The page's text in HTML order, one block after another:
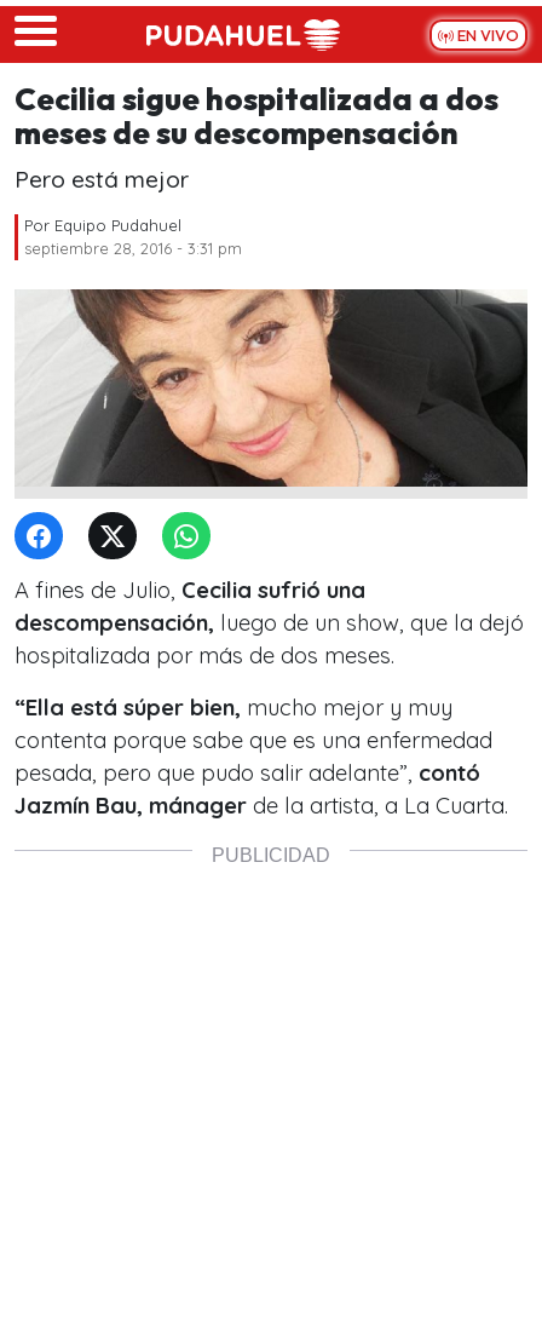
Skip to main content
EN VIVO
Cecilia sigue hospitalizada a dos
meses de su descompensación
Pero está mejor
Por Equipo Pudahuel
septiembre 28, 2016 - 3:31 pm
A fines de Julio, Cecilia sufrió una
descompensación, luego de un show, que la dejó
hospitalizada por más de dos meses.
“Ella está súper bien, mucho mejor y muy
contenta porque sabe que es una enfermedad
pesada, pero que pudo salir adelante”, contó
Jazmín Bau, mánager de la artista, a La Cuarta.